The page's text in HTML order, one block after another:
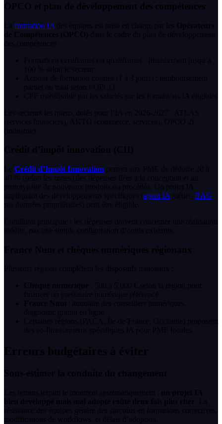
OPCO et plan de développement des compétences
La formation IA des équipes est prise en charge par les Opérateurs
de Compétences (OPCO) dans le cadre du plan de développement
des compétences :
Formations certifiantes ou qualifiantes : financement jusqu’à
100 % selon le secteur
Actions de formation courtes (1 à 3 jours) : remboursement
partiel ou total selon l’OPCO
CPF mobilisable par les salariés sur les formations IA éligibles
Les secteurs les mieux dotés pour l’IA en 2026-2027 : ATLAS
(services financiers), AKTO (commerce, services), OPCO 2i
(industrie).
Crédit d’impôt innovation (CII)
Le Crédit d’Impôt Innovation permet aux PME de déduire 20 à
40 % (selon les zones) des dépenses liées à la conception et au
prototypage de nouveaux produits ou procédés. Un projet IA
impliquant des développements spécifiques (agent IA métier, RAG
sur données propriétaires) peut être éligible.
Condition principale : les dépenses doivent concerner une réalisation
inédite, pas une simple configuration d’outils existants.
France Num et chèques numériques régionaux
Plusieurs régions complètent les dispositifs nationaux :
Chèque numérique : 500 à 5 000 € selon la région pour
financer un prestataire numérique référencé
France Num : annuaire des conseillers numériques,
diagnostic gratuit en ligne
Certaines régions (PACA, Île-de-France, Occitanie) proposent
des co-financements spécifiques IA pour PME locales
Erreurs budgétaires à éviter
Sous-estimer la conduite du changement
Les retours terrain le montrent systématiquement : un projet IA
bien développé mais mal adopté coûte deux fois plus cher
. La
résistance des équipes génère des surcoûts en formations correctives,
modifications de workflows, et délais d’adoption.